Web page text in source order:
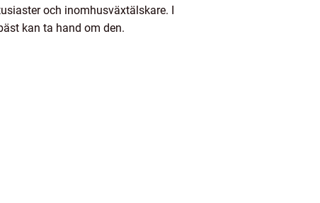
och inomhusväxtälskare. I
kan ta hand om den.